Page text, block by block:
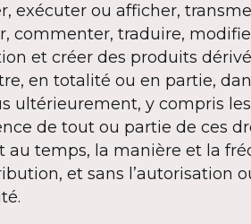
exécuter ou afficher,
commenter, traduire,
et créer des produits
en totalité ou en partie,
ultérieurement, y compris
de tout ou partie de ces
temps, la manière et la
et sans l’autorisation